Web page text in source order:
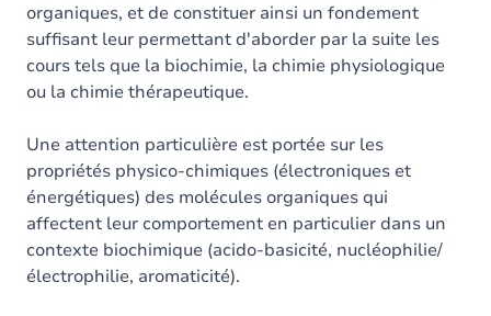
organiques, et de constituer ainsi un fondement
suffisant leur permettant d'aborder par la suite les
cours tels que la biochimie, la chimie physiologique
ou la chimie thérapeutique.
Une attention particulière est portée sur les
propriétés physico-chimiques (électroniques et
énergétiques) des molécules organiques qui
affectent leur comportement en particulier dans un
contexte biochimique (acido-basicité, nucléophilie/
électrophilie, aromaticité).